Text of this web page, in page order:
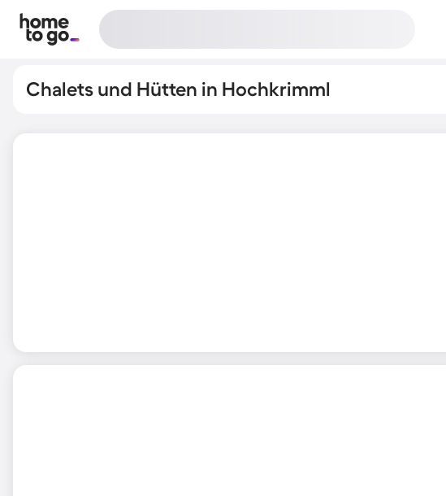
Chalets und Hütten in Hochkrimml